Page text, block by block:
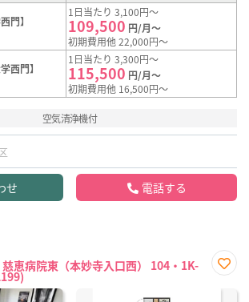
門】
1日当たり 3,100円～
109,500 円/月～
初期費用他 22,000円～
西門】
1日当たり 3,300円～
115,500 円/月～
初期費用他 16,500円～
空気清浄機付
せ 電話する
恵病院東（本妙寺入口西） 104・1K-
に入